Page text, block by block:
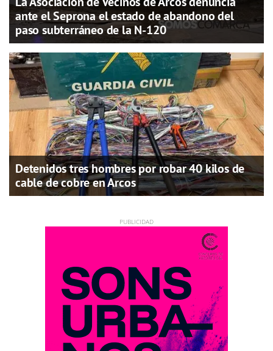
ante el Seprona el estado de abandono del
paso subterráneo de la N-120
Detenidos tres hombres por robar 40 kilos de
cable de cobre en Arcos